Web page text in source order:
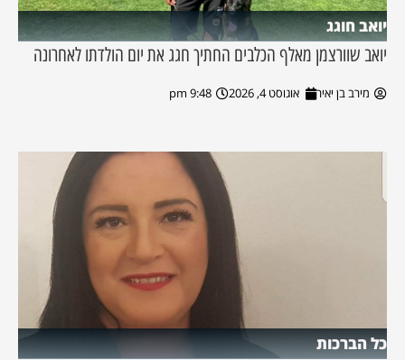
יואב חוגג
יואב שוורצמן מאלף הכלבים החתיך חגג את יום הולדתו לאחרונה
מירב בן יאיר אוגוסט 4, 2026 9:48 pm
כל הברכות